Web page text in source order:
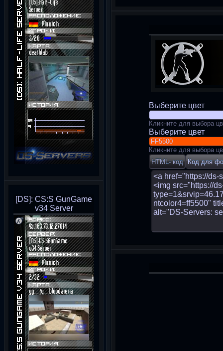
[DS]: CS:S GunGame
v34 Server
Выберите цвет
Кликните для выбора
Выберите цвет
Кликните для выбора